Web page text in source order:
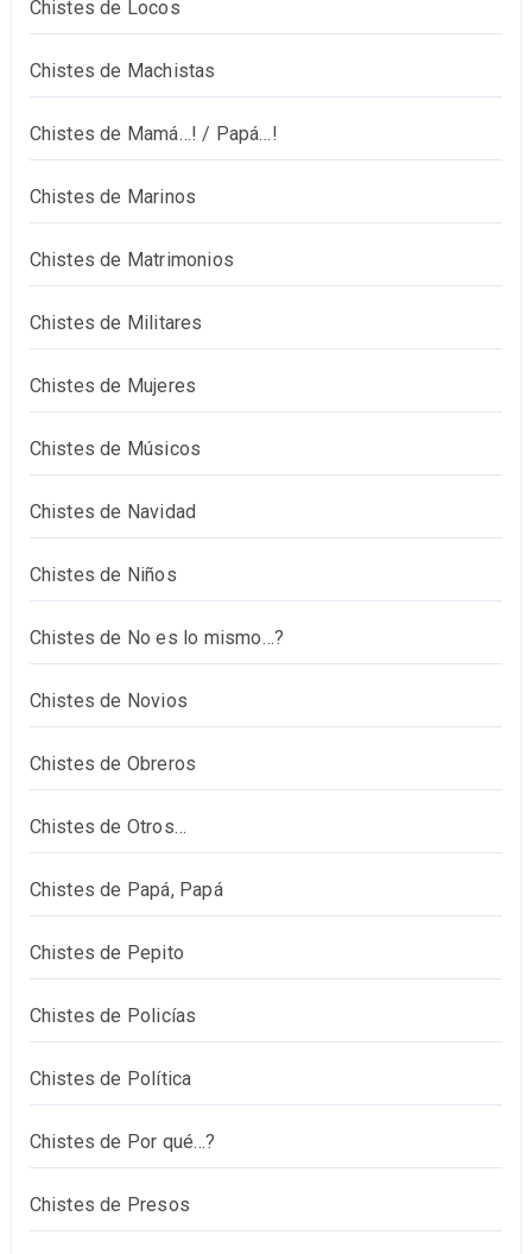
Chistes de Locos
Chistes de Machistas
Chistes de Mamá…! / Papá…!
Chistes de Marinos
Chistes de Matrimonios
Chistes de Militares
Chistes de Mujeres
Chistes de Músicos
Chistes de Navidad
Chistes de Niños
Chistes de No es lo mismo…?
Chistes de Novios
Chistes de Obreros
Chistes de Otros…
Chistes de Papá, Papá
Chistes de Pepito
Chistes de Policías
Chistes de Política
Chistes de Por qué…?
Chistes de Presos